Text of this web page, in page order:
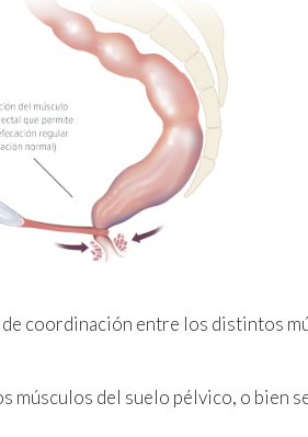
coordinación entre los distintos
músculos del suelo pélvico, o bien